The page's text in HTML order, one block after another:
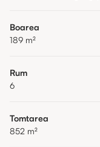
Boarea
189 m²
Rum
6
Tomtarea
852 m²